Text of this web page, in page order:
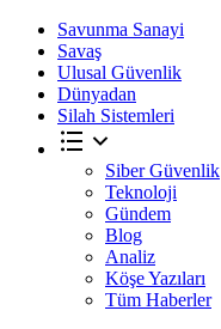
Savunma Sanayi
Savaş
Ulusal Güvenlik
Dünyadan
Silah Sistemleri
Siber Güvenlik
Teknoloji
Gündem
Blog
Analiz
Köşe Yazıları
Tüm Haberler